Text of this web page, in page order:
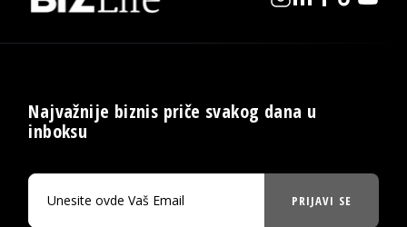
Najvažnije biznis priče svakog dana u
inboksu
PRIJAVI SE